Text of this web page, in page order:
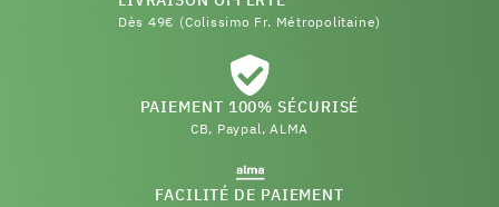
Dès 49€ (Colissimo Fr. Métropolitaine)
PAIEMENT 100% SÉCURISÉ
CB, Paypal, ALMA
FACILITÉ DE PAIEMENT